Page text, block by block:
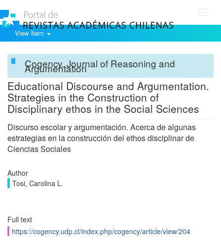
View Item
Cogency. Journal of Reasoning and
Argumentation
Educational Discourse and Argumentation.
Strategies in the Construction of
Disciplinary ethos in the Social Sciences
Discurso escolar y argumentación. Acerca de algunas
estrategias en la construcción del ethos disciplinar de
Ciencias Sociales
Author
Tosi, Carolina L.
Full text
https://cogency.udp.cl/index.php/cogency/article/view/204